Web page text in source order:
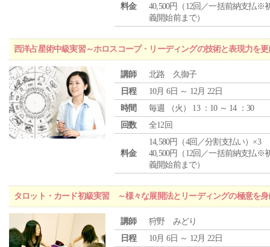
料金
40,500円（12回／一括前納支払※
義開始前まで）
西洋占星術中級実習～ホロスコープ・リーディングの技術と表現力を
講師
北路 久御子
日程
10月 6日 ～ 12月 22日
時間
毎週 （火 ） 13 ：10 ～ 14 ：30
回数
全12回
料金
14,580円（4回／分割支払い）×3
40,500円（12回／一括前納支払※
義開始前まで）
タロット・カード初級実習 ～様々な展開法とリーディングの極意を身
講師
狩野 みどり
日程
10月 6日 ～ 12月 22日